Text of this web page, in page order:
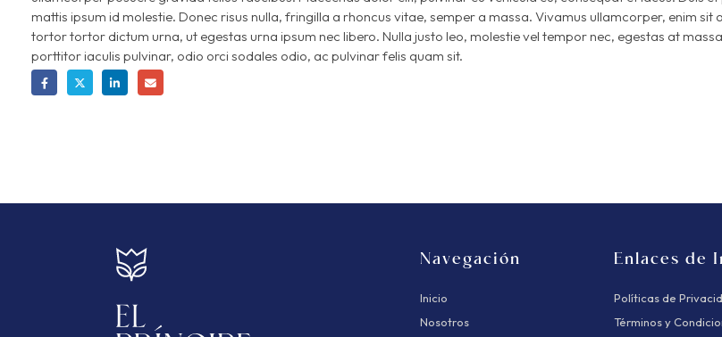
mattis ipsum id molestie. Donec risus nulla, fringilla a rhoncus vitae, semper a massa. Vivamus ullamcorper, enim sit
tortor tortor dictum urna, ut egestas urna ipsum nec libero. Nulla justo leo, molestie vel tempor nec, egestas at
porttitor iaculis pulvinar, odio orci sodales odio, ac pulvinar felis quam sit.
Navegación
Inicio
Nosotros
Enlaces de
Políticas de
Términos y